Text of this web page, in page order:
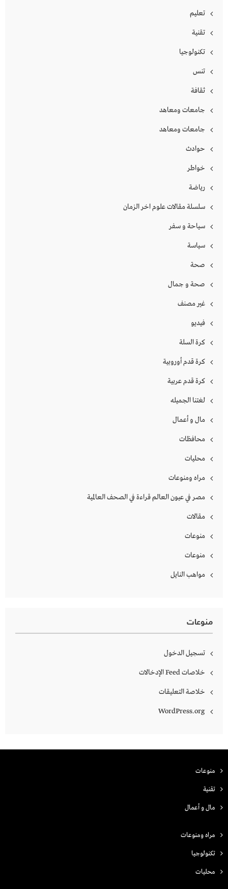
تعليم
تقنية
تكنولوجيا
تنس
ثقافة
جامعات ومعاهد
جامعات ومعاهد
حوادث
خواطر
رياضة
سلسلة مقالات علوم اخر الزمان
سياحة و سفر
سياسة
صحة
صحة و جمال
غير مصنف
فيديو
كرة السلة
كرة قدم أوروبية
كرة قدم عربية
لغتنا الجميله
مال و أعمال
محافظات
محليات
مراه ومنوعات
مصر في عيون العالم قراءة في الصحف العالمية
مقالات
منوعات
منوعات
مواهب النايل
منوعات
تسجيل الدخول
خلاصات Feed الإدخالات
خلاصة التعليقات
WordPress.org
منوعات
تقنية
مال و أعمال
مراه ومنوعات
تكنولوجيا
محليات